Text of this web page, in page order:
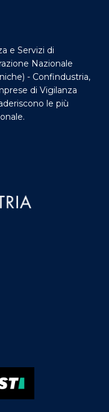
e Servizi di
Nazionale
- Confindustria,
di Vigilanza
le più